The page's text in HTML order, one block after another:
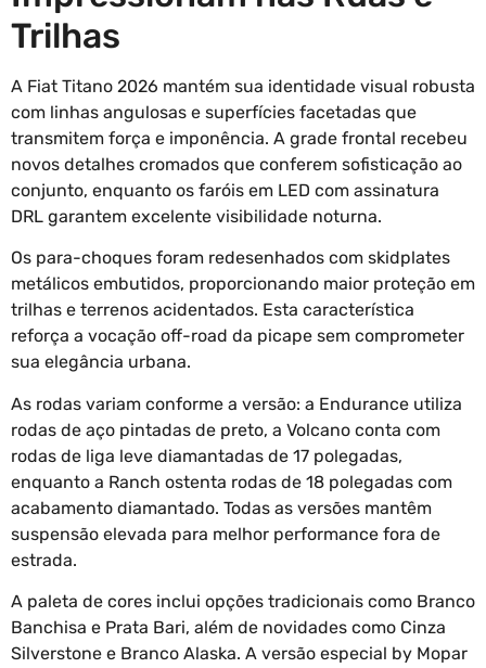
Trilhas
A Fiat Titano 2026 mantém sua identidade visual robusta
com linhas angulosas e superfícies facetadas que
transmitem força e imponência. A grade frontal recebeu
novos detalhes cromados que conferem sofisticação ao
conjunto, enquanto os faróis em LED com assinatura
DRL garantem excelente visibilidade noturna.
Os para-choques foram redesenhados com skidplates
metálicos embutidos, proporcionando maior proteção em
trilhas e terrenos acidentados. Esta característica
reforça a vocação off-road da picape sem comprometer
sua elegância urbana.
As rodas variam conforme a versão: a Endurance utiliza
rodas de aço pintadas de preto, a Volcano conta com
rodas de liga leve diamantadas de 17 polegadas,
enquanto a Ranch ostenta rodas de 18 polegadas com
acabamento diamantado. Todas as versões mantêm
suspensão elevada para melhor performance fora de
estrada.
A paleta de cores inclui opções tradicionais como Branco
Banchisa e Prata Bari, além de novidades como Cinza
Silverstone e Branco Alaska. A versão especial by Mopar